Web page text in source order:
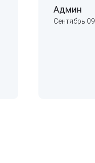
Админ
Сентябрь 09